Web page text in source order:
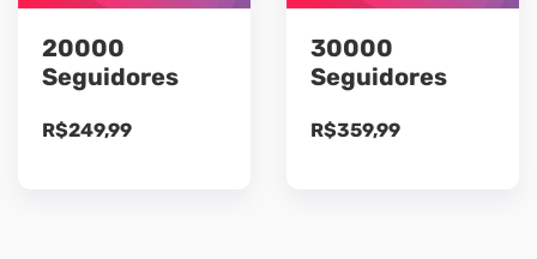
20000
Seguidores
R$249,99
30000
Seguidores
R$359,99